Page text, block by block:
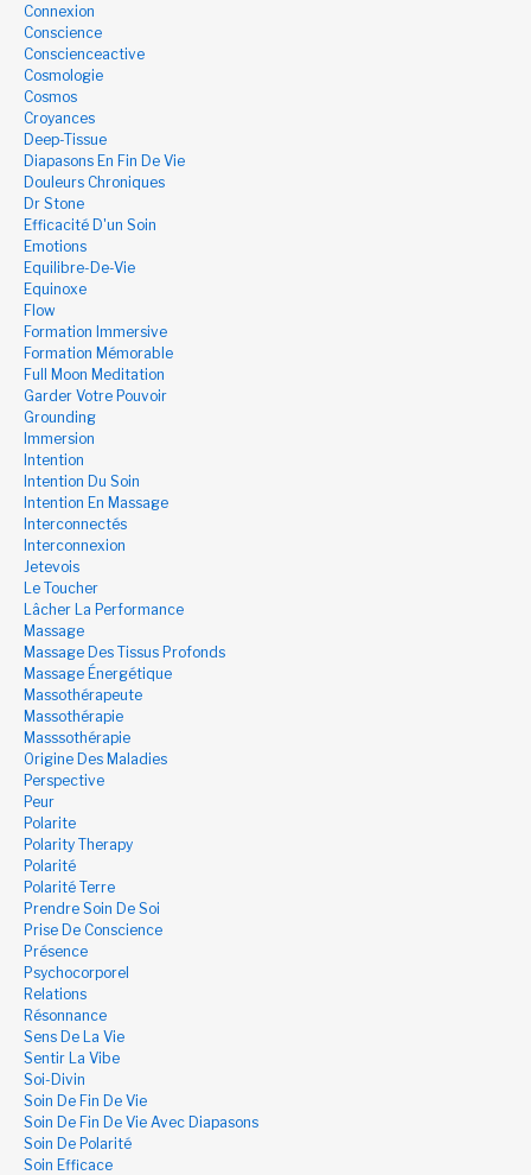
Connexion
Conscience
Conscienceactive
Cosmologie
Cosmos
Croyances
Deep-Tissue
Diapasons En Fin De Vie
Douleurs Chroniques
Dr Stone
Efficacité D'un Soin
Emotions
Equilibre-De-Vie
Equinoxe
Flow
Formation Immersive
Formation Mémorable
Full Moon Meditation
Garder Votre Pouvoir
Grounding
Immersion
Intention
Intention Du Soin
Intention En Massage
Interconnectés
Interconnexion
Jetevois
Le Toucher
Lâcher La Performance
Massage
Massage Des Tissus Profonds
Massage Énergétique
Massothérapeute
Massothérapie
Masssothérapie
Origine Des Maladies
Perspective
Peur
Polarite
Polarity Therapy
Polarité
Polarité Terre
Prendre Soin De Soi
Prise De Conscience
Présence
Psychocorporel
Relations
Résonnance
Sens De La Vie
Sentir La Vibe
Soi-Divin
Soin De Fin De Vie
Soin De Fin De Vie Avec Diapasons
Soin De Polarité
Soin Efficace